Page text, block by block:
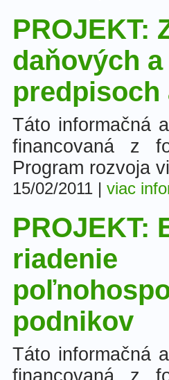
PROJEKT:
daňových
predpisoch
Táto informačná
financovaná z
Program rozvoja
15/02/2011 | viac
PROJEKT:
riadenie
podnikov
Táto informačná
financovaná z